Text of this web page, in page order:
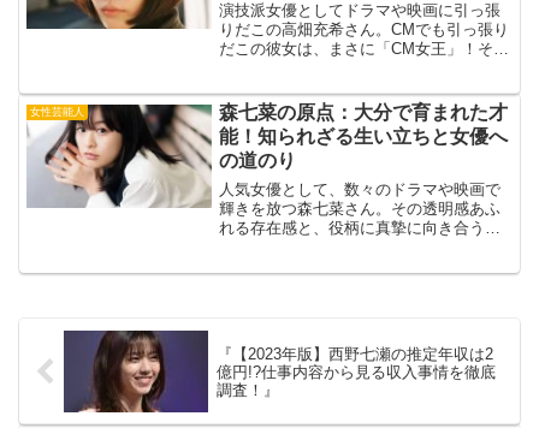
演技派女優としてドラマや映画に引っ張
りだこの高畑充希さん。CMでも引っ張り
だこの彼女は、まさに「CM女王」！そん
回は、高畑さんの年収に迫るとともに、
その収入源や...
女性芸能人
森七菜の原点：大分で育まれた才
能！知られざる生い立ちと女優へ
の道のり
人気女優として、数々のドラマや映画で
輝きを放つ森七菜さん。その透明感あふ
れる存在感と、役柄に真摯に向き合う姿
『【2023年版】西野七瀬の推定年収は2
億円!?仕事内容から見る収入事情を徹底
調査！』